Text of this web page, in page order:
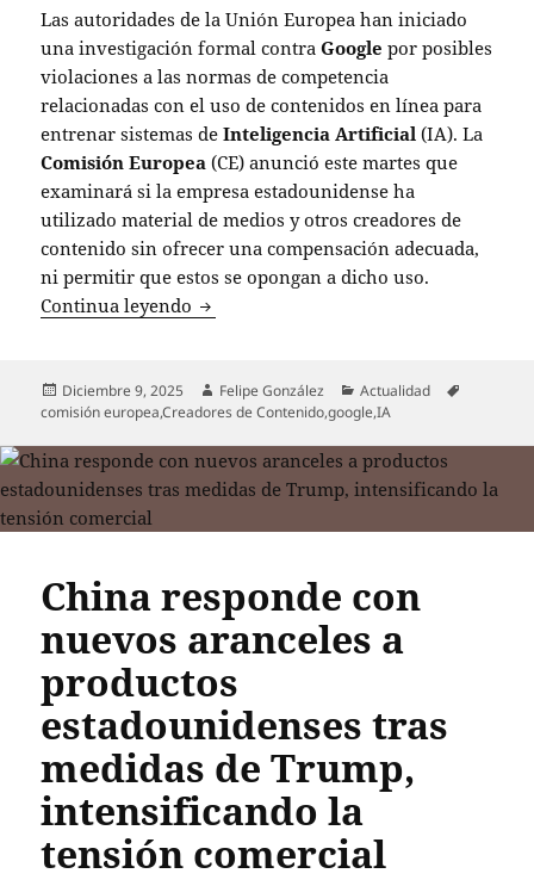
Las autoridades de la Unión Europea han iniciado
una investigación formal contraGoogle por posibles
violaciones a las normas de competencia
relacionadas con el uso de contenidos en línea para
entrenar sistemas deInteligencia Artificial (IA). La
Comisión Europea (CE) anunció este martes que
examinará si la empresa estadounidense ha
utilizado material de medios y otros creadores de
contenido sin ofrecer una compensación adecuada,
ni permitir que estos se opongan a dicho uso.
Continua leyendo La Unión Europea investiga a Google
Publicado
el
Diciembre 9, 2025 Autor
Felipe González Categorías
Actualidad
comisión europea,Creadores de Contenido,google,IA
China responde con
nuevos aranceles a
productos
estadounidenses tras
medidas de Trump,
intensificando la
tensión comercial